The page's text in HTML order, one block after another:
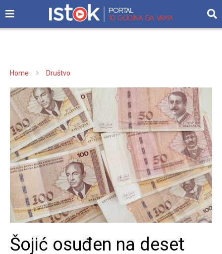
Home Društvo
Šojić osuđen na deset